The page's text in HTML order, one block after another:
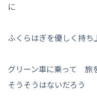
に
ふくらはぎを優しく持
グリーン車に乗って 旅
そうそうはないだろう